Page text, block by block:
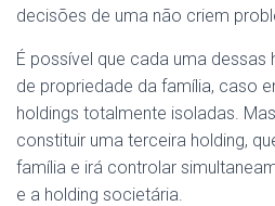
decisões de uma não criem
É possível que cada uma dessas
de propriedade da família, caso
holdings totalmente isoladas.
constituir uma terceira holding,
família e irá controlar
e a holding societária.